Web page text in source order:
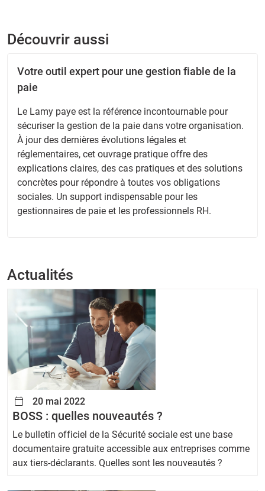
Découvrir aussi
Votre outil expert pour une gestion fiable de la
paie
Le Lamy paye est la référence incontournable pour
sécuriser la gestion de la paie dans votre organisation.
À jour des dernières évolutions légales et
réglementaires, cet ouvrage pratique offre des
explications claires, des cas pratiques et des solutions
concrètes pour répondre à toutes vos obligations
sociales. Un support indispensable pour les
gestionnaires de paie et les professionnels RH.
Actualités
20 mai 2022
BOSS : quelles nouveautés ?
Le bulletin officiel de la Sécurité sociale est une base
documentaire gratuite accessible aux entreprises comme
aux tiers-déclarants. Quelles sont les nouveautés ?